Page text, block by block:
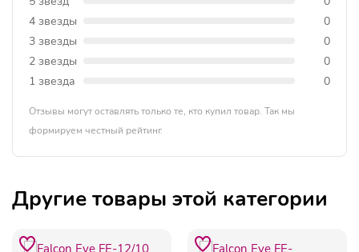
4 звезды
0
3 звезды
0
2 звезды
0
1 звезда
0
Отзывы могут оставлять только те, кто купил товар. Так мы
формируем честный рейтинг.
Другие товары этой категории